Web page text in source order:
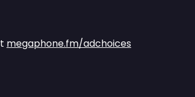
megaphone.fm/adchoices